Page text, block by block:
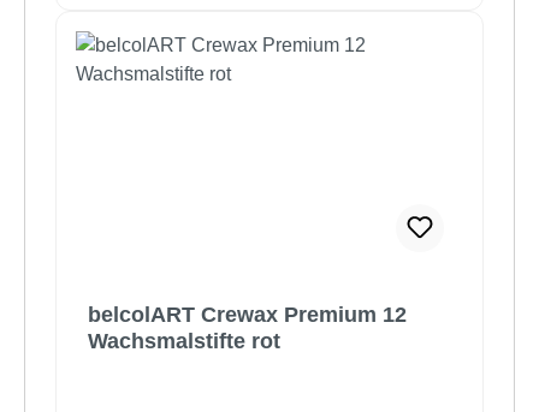
belcolART Crewax Premium 12
Wachsmalstifte rot